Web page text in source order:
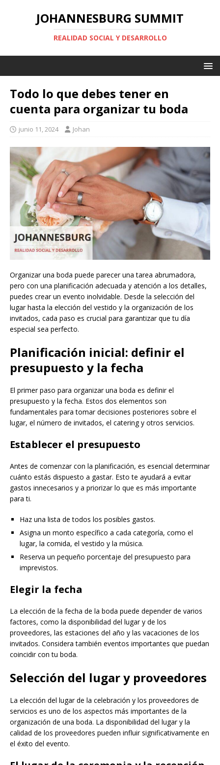
JOHANNESBURG SUMMIT
REALIDAD SOCIAL Y DESARROLLO
Todo lo que debes tener en
cuenta para organizar tu boda
junio 11, 2024 Johan
Organizar una boda puede parecer una tarea abrumadora,
pero con una planificación adecuada y atención a los detalles,
puedes crear un evento inolvidable. Desde la selección del
lugar hasta la elección del vestido y la organización de los
invitados, cada paso es crucial para garantizar que tu día
especial sea perfecto.
Planificación inicial: definir el
presupuesto y la fecha
El primer paso para organizar una boda es definir el
presupuesto y la fecha. Estos dos elementos son
fundamentales para tomar decisiones posteriores sobre el
lugar, el número de invitados, el catering y otros servicios.
Establecer el presupuesto
Antes de comenzar con la planificación, es esencial determinar
cuánto estás dispuesto a gastar. Esto te ayudará a evitar
gastos innecesarios y a priorizar lo que es más importante
para ti.
Haz una lista de todos los posibles gastos.
Asigna un monto específico a cada categoría, como el
lugar, la comida, el vestido y la música.
Reserva un pequeño porcentaje del presupuesto para
imprevistos.
Elegir la fecha
La elección de la fecha de la boda puede depender de varios
factores, como la disponibilidad del lugar y de los
proveedores, las estaciones del año y las vacaciones de los
invitados. Considera también eventos importantes que puedan
coincidir con tu boda.
Selección del lugar y proveedores
La elección del lugar de la celebración y los proveedores de
servicios es uno de los aspectos más importantes de la
organización de una boda. La disponibilidad del lugar y la
calidad de los proveedores pueden influir significativamente en
el éxito del evento.